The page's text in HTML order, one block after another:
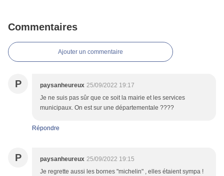
Commentaires
Ajouter un commentaire
P paysanheureux 25/09/2022 19:17
Je ne suis pas sûr que ce soit la mairie et les services
municipaux. On est sur une départementale ????
Répondre
P paysanheureux 25/09/2022 19:15
Je regrette aussi les bornes "michelin" , elles étaient sympa !